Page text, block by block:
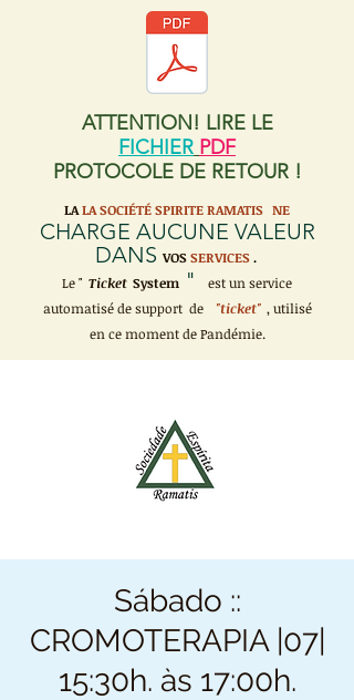
ATTENTION! LIRE LE
FICHIER PDF
PROTOCOLE DE RETOUR !
LALA SOCIÉTÉ SPIRITE RAMATIS NE
CHARGE AUCUNE VALEUR
DANS VOS SERVICES.
Le " Ticket System "
est un service
automatisé de support de
"ticket" , utilisé
en ce moment de Pandémie.
Sábado ::
CROMOTERAPIA |07|
15:30h. às 17:00h.